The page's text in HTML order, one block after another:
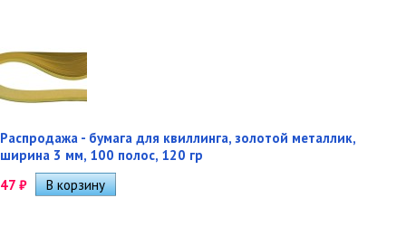
Распродажа - бумага для квиллинга, золотой металлик,
ширина 3 мм, 100 полос, 120 гр
47 ₽